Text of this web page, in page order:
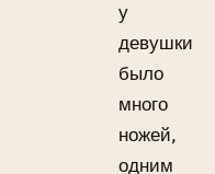
у
девушки
было
много
ножей,
одним